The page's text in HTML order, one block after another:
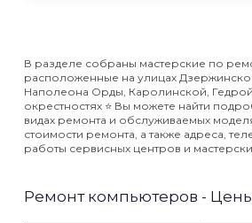
В разделе собраны мастерские по
расположенные на улицах
Наполеона Орды, Каролинской,
окрестностях ⭐️ Вы можете найти
видах ремонта и обслуживаемых
стоимости ремонта, а также адреса,
работы сервисных центров и
Ремонт компьютеров -